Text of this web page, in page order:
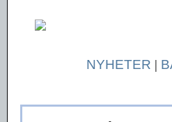
NYHETER |